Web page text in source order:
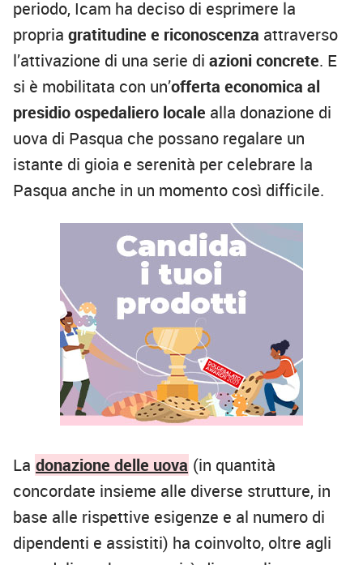
periodo, Icam ha deciso di esprimere la
propria gratitudine e riconoscenza attraverso
l’attivazione di una serie di azioni concrete. E
si è mobilitata con un’offerta economica al
presidio ospedaliero locale alla donazione di
uova di Pasqua che possano regalare un
istante di gioia e serenità per celebrare la
Pasqua anche in un momento così difficile.
La donazione delle uova (in quantità
concordate insieme alle diverse strutture, in
base alle rispettive esigenze e al numero di
dipendenti e assistiti) ha coinvolto, oltre agli